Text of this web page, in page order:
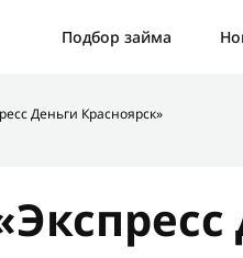
Подбор займа
Деньги Красноярск»